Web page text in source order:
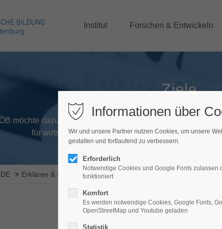
Institut Forschen & Entwickeln
Ziele
möchte dazu beitragen, ökonomische Erkenntnisse
für wirtschaftliche Gesamtzusammenhänge in der
Erklären & Diskutieren Ziele
Informationen über
Wir und unsere Partner nutzen Cookies, um unsere
gestalten und fortlaufend zu verbessern.
Erforderlich
Notwendige Cookies und Google Fonts zulassen
funktioniert
Komfort
Es werden notwendige Cookies, Google Fonts,
OpenStreetMap und Youtube geladen
Statistik